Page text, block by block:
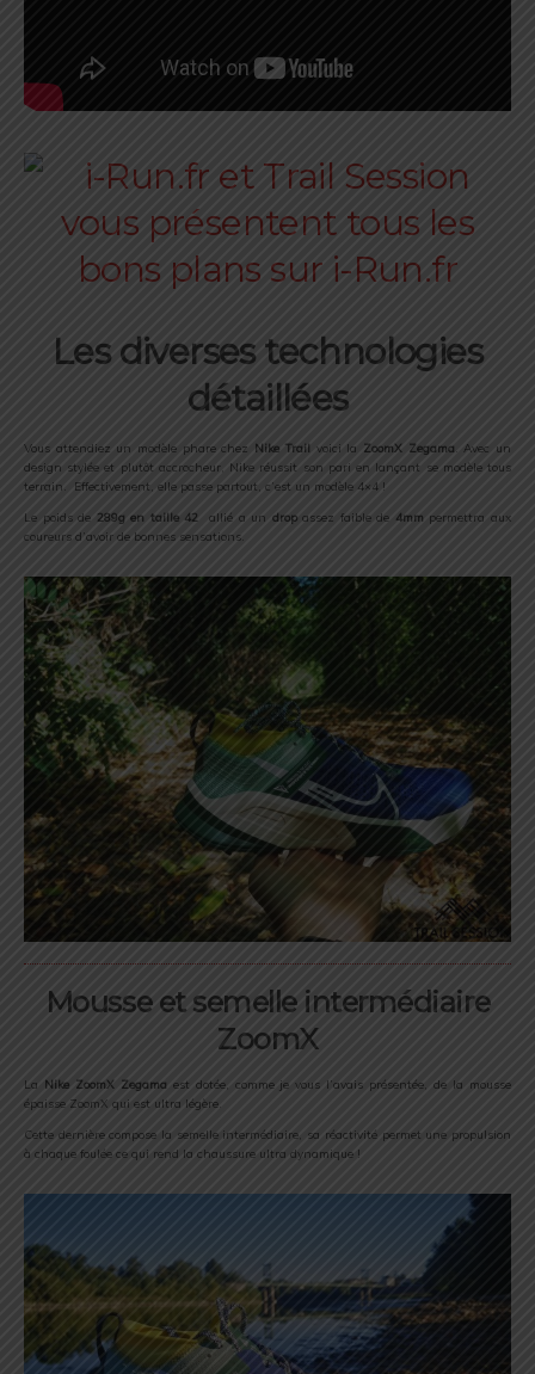
Les diverses technologies
détaillées
Vous attendiez un modèle phare chez Nike Trail voici la ZoomX Zegama. Avec un
design stylée et plutôt accrocheur, Nike réussit son pari en lançant se modèle tous
terrain. Effectivement, elle passe partout, c’est un modèle 4×4 !
Le poids de 289g en taille 42 allié a un dropassez faible de 4mm permettra aux
coureurs d’avoir de bonnes sensations.
Mousse et semelle intermédiaire
ZoomX
La Nike ZoomX Zegama est dotée, comme je vous l’avais présentée, de la mousse
épaisse ZoomX qui est ultra légère.
Cette dernière compose la semelle intermédiaire, sa réactivité permet une propulsion
à chaque foulée ce qui rend la chaussure ultra dynamique !